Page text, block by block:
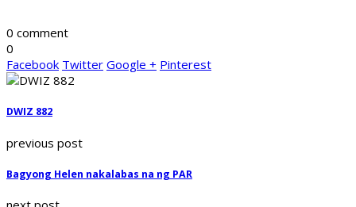
0 comment
0
Facebook Twitter Google + Pinterest
DWIZ 882
previous post
Bagyong Helen nakalabas na ng PAR